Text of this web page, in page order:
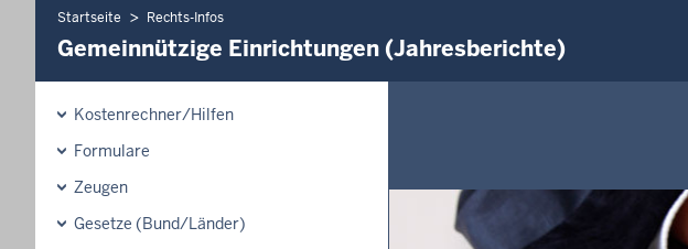
Startseite Rechts-Infos
Gemeinnützige Einrichtungen (Jahresberichte)
Kostenrechner/Hilfen
Formulare
Zeugen
Gesetze (Bund/Länder)